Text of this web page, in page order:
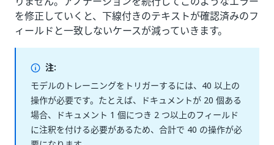
を修正していくと、下線付きのテキストが確認済みのフ
ィールドと一致しないケースが減っていきます。
注:
モデルのトレーニングをトリガーするには、40 以上の
操作が必要です。たとえば、ドキュメントが 20 個ある
場合、ドキュメント 1 個につき 2 つ以上のフィールド
に注釈を付ける必要があるため、合計で 40 の操作が必